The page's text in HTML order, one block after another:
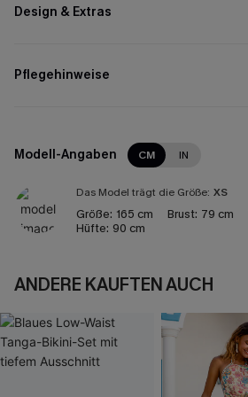
Design & Extras
Pflegehinweise
Modell-Angaben CM IN
Das Model trägt die Größe: XS
Größe: 165 cm Brust: 79 cm
Hüfte: 90 cm
ANDERE KAUFTEN AUCH